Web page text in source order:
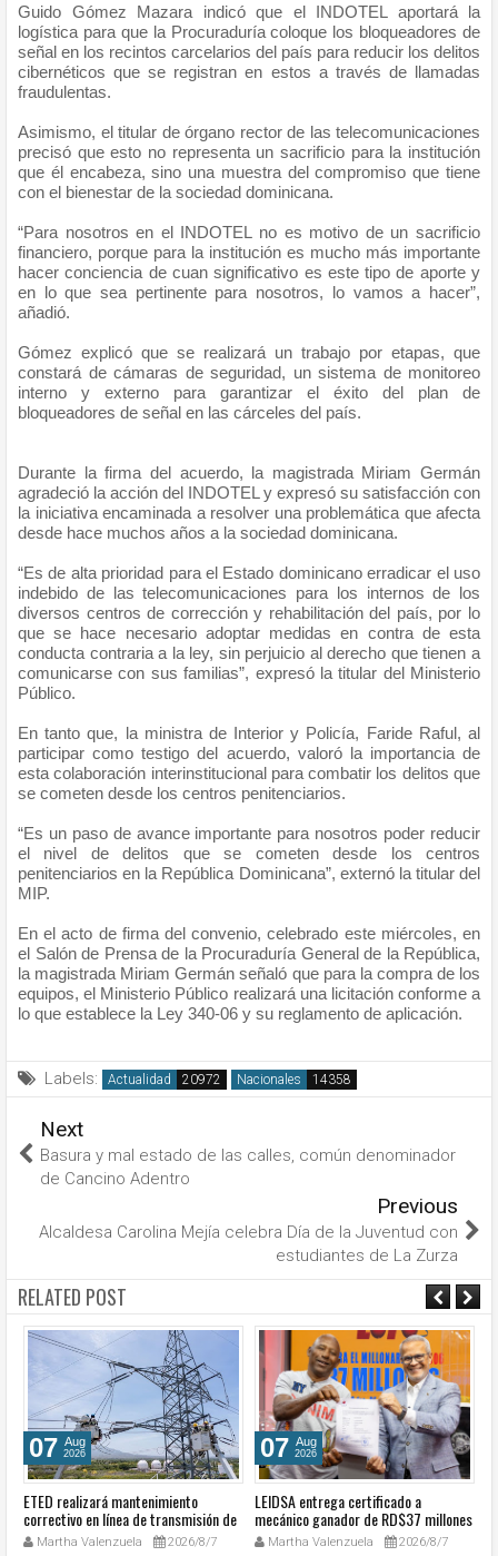
Guido Gómez Mazara indicó que el INDOTEL aportará la
logística para que la Procuraduría coloque los bloqueadores de
señal en los recintos carcelarios del país para reducir los delitos
cibernéticos que se registran en estos a través de llamadas
fraudulentas.
Asimismo, el titular de órgano rector de las telecomunicaciones
precisó que esto no representa un sacrificio para la institución
que él encabeza, sino una muestra del compromiso que tiene
con el bienestar de la sociedad dominicana.
“Para nosotros en el INDOTEL no es motivo de un sacrificio
financiero, porque para la institución es mucho más importante
hacer conciencia de cuan significativo es este tipo de aporte y
en lo que sea pertinente para nosotros, lo vamos a hacer”,
añadió.
Gómez explicó que se realizará un trabajo por etapas, que
constará de cámaras de seguridad, un sistema de monitoreo
interno y externo para garantizar el éxito del plan de
bloqueadores de señal en las cárceles del país.
Durante la firma del acuerdo, la magistrada Miriam Germán
agradeció la acción del INDOTEL y expresó su satisfacción con
la iniciativa encaminada a resolver una problemática que afecta
desde hace muchos años a la sociedad dominicana.
“Es de alta prioridad para el Estado dominicano erradicar el uso
indebido de las telecomunicaciones para los internos de los
diversos centros de corrección y rehabilitación del país, por lo
que se hace necesario adoptar medidas en contra de esta
conducta contraria a la ley, sin perjuicio al derecho que tienen a
comunicarse con sus familias”, expresó la titular del Ministerio
Público.
En tanto que, la ministra de Interior y Policía, Faride Raful, al
participar como testigo del acuerdo, valoró la importancia de
esta colaboración interinstitucional para combatir los delitos que
se cometen desde los centros penitenciarios.
“Es un paso de avance importante para nosotros poder reducir
el nivel de delitos que se cometen desde los centros
penitenciarios en la República Dominicana”, externó la titular del
MIP.
En el acto de firma del convenio, celebrado este miércoles, en
el Salón de Prensa de la Procuraduría General de la República,
la magistrada Miriam Germán señaló que para la compra de los
equipos, el Ministerio Público realizará una licitación conforme a
lo que establece la Ley 340-06 y su reglamento de aplicación.
Labels: Actualidad Nacionales
Next
Basura y mal estado de las calles, común denominador
de Cancino Adentro
Previous
Alcaldesa Carolina Mejía celebra Día de la Juventud con
estudiantes de La Zurza
RELATED POST
07 Aug
2026
ETED realizará mantenimiento
correctivo en línea de transmisión de
la región Sur
Martha Valenzuela 2026/8/7
07 Aug
2026
LEIDSA entrega certificado a
mecánico ganador de RD$37 millones
con el Loto
Martha Valenzuela 2026/8/7